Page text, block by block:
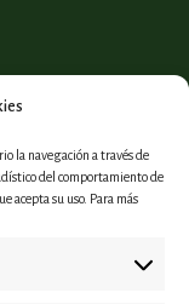
la navegación a través de
del comportamiento de
acepta su uso. Para más